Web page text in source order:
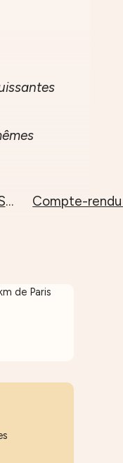
Enseignements de Sa Sainteté le Dalaï-Lama